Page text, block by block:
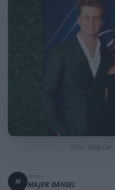
Fotó:
M MAJER DÁNIEL